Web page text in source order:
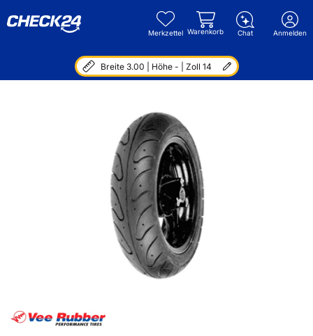
Merkzettel Warenkorb Chat Anmelden
Breite 3.00 | Höhe - | Zoll 14